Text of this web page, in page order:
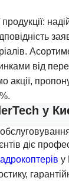
від
у
діє
у